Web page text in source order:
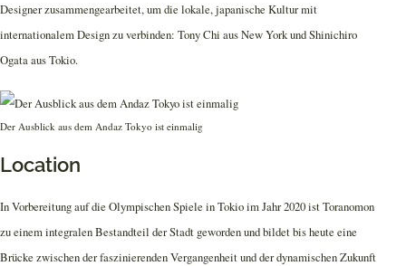
Designer zusammengearbeitet, um die lokale, japanische Kultur mit
internationalem Design zu verbinden: Tony Chi aus New York und Shinichiro
Ogata aus Tokio.
Der Ausblick aus dem Andaz Tokyo ist einmalig
Location
In Vorbereitung auf die Olympischen Spiele in Tokio im Jahr 2020 ist Toranomon
zu einem integralen Bestandteil der Stadt geworden und bildet bis heute eine
Brücke zwischen der faszinierenden Vergangenheit und der dynamischen Zukunft